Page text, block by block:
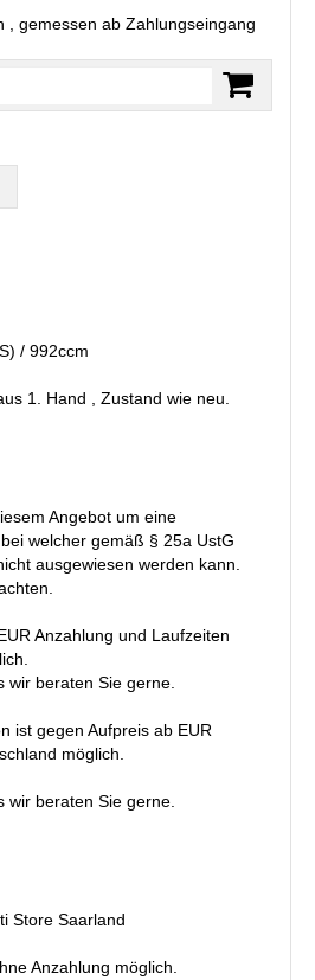
, gemessen ab Zahlungseingang
/ 992ccm
1. Hand , Zustand wie neu.
Angebot um eine
welcher gemäß § 25a UstG
ausgewiesen werden kann.
Anzahlung und Laufzeiten
wir beraten Sie gerne.
ist gegen Aufpreis ab EUR
möglich.
wir beraten Sie gerne.
Store Saarland
Anzahlung möglich.